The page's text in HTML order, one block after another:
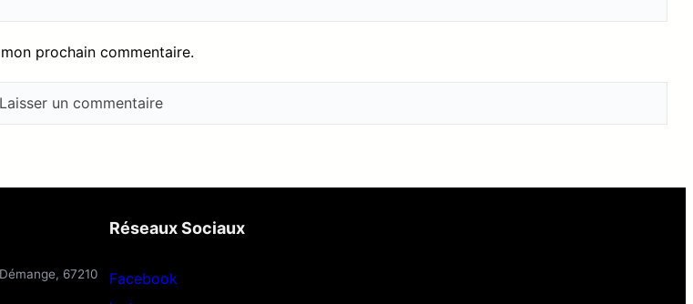
prochain commentaire.
67210
Réseaux Sociaux
Facebook